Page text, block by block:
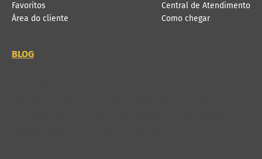
Favoritos
Área do cliente
Central de Atendimento
Como chegar
BLOG